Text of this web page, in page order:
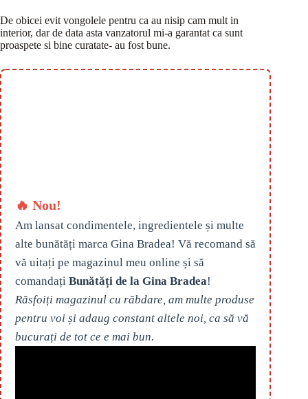
De obicei evit vongolele pentru ca au nisip cam mult in
interior, dar de data asta vanzatorul mi-a garantat ca sunt
proaspete si bine curatate- au fost bune.
🔥 Nou!
Am lansat condimentele, ingredientele și multe
alte bunătăți marca Gina Bradea! Vă recomand să
vă uitați pe magazinul meu online și să
comandați Bunătăți de la Gina Bradea!
Răsfoiți magazinul cu răbdare, am multe produse
pentru voi și adaug constant altele noi, ca să vă
bucurați de tot ce e mai bun.